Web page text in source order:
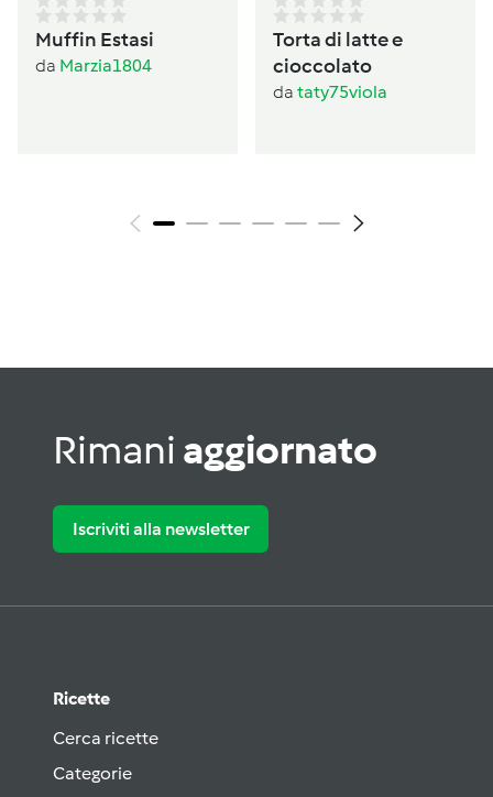
Muffin Estasi
da Marzia1804
Torta di latte e
cioccolato
da taty75viola
Rimani aggiornato
Iscriviti alla newsletter
Ricette
Cerca ricette
Categorie